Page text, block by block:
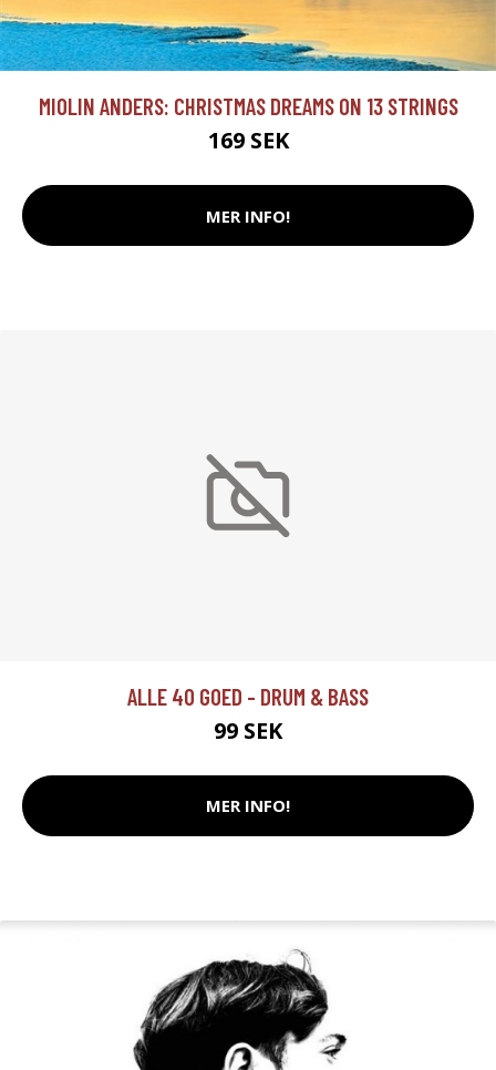
MIOLIN ANDERS: CHRISTMAS DREAMS ON 13 STRINGS
169 SEK
MER INFO!
ALLE 40 GOED - DRUM & BASS
99 SEK
MER INFO!